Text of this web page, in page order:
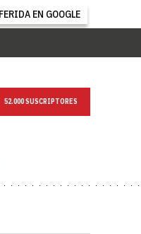
EN GOOGLE
NEWSLETTER